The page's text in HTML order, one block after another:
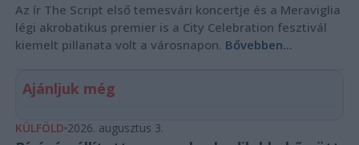
Az ír The Script első temesvári koncertje és a Meraviglia
légi akrobatikus premier is a City Celebration fesztivál
kiemelt pillanata volt a városnapon. Bővebben...
Ajánljuk még
KÜLFÖLD 2026. augusztus 3.